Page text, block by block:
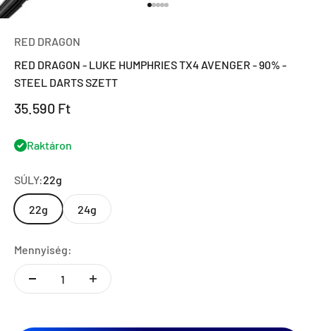
RED DRAGON
RED DRAGON - LUKE HUMPHRIES TX4 AVENGER - 90% -
STEEL DARTS SZETT
Eladási ár
35.590 Ft
Raktáron
SÚLY:22g
22g 24g
Mennyiség: